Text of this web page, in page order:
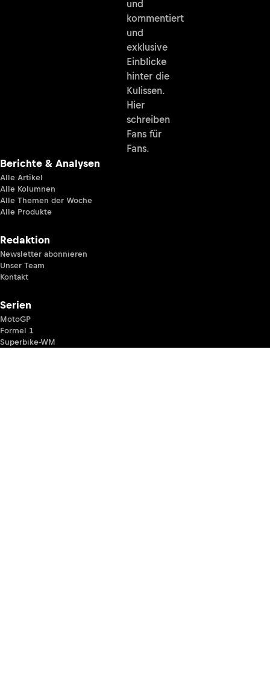
und
kommentiert
und
exklusive
Einblicke
hinter die
Kulissen.
Hier
schreiben
Fans für
Fans.
Berichte & Analysen
Alle Artikel
Alle Kolumnen
Alle Themen der Woche
Alle Produkte
Redaktion
Newsletter abonnieren
Unser Team
Kontakt
Serien
MotoGP
Formel 1
Superbike-WM